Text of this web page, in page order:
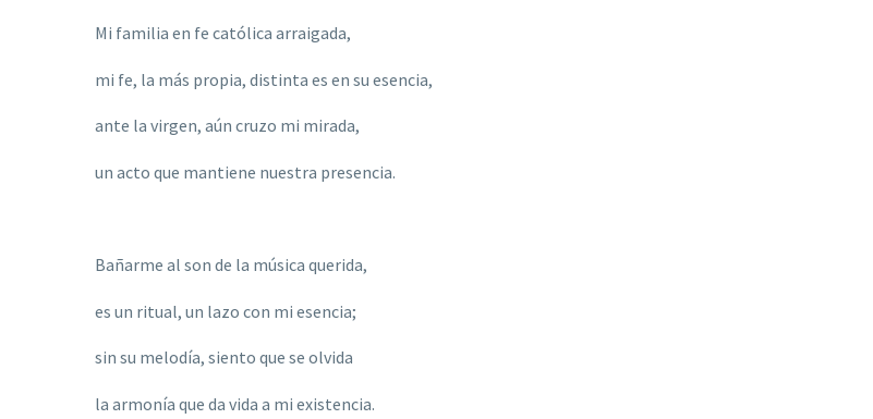
Mi familia en fe católica arraigada,
mi fe, la más propia, distinta es en su esencia,
ante la virgen, aún cruzo mi mirada,
un acto que mantiene nuestra presencia.
Bañarme al son de la música querida,
es un ritual, un lazo con mi esencia;
sin su melodía, siento que se olvida
la armonía que da vida a mi existencia.